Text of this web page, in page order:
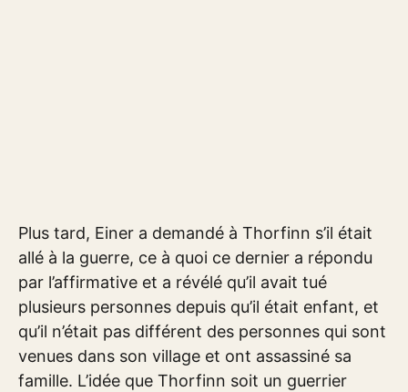
Plus tard, Einer a demandé à Thorfinn s’il était
allé à la guerre, ce à quoi ce dernier a répondu
par l’affirmative et a révélé qu’il avait tué
plusieurs personnes depuis qu’il était enfant, et
qu’il n’était pas différent des personnes qui sont
venues dans son village et ont assassiné sa
famille. L’idée que Thorfinn soit un guerrier